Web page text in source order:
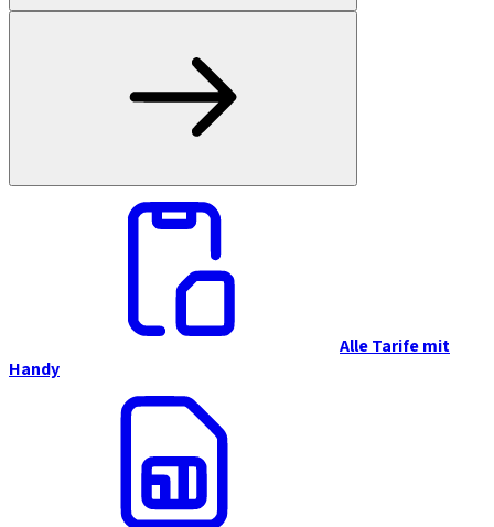
Alle Tarife mit
Handy